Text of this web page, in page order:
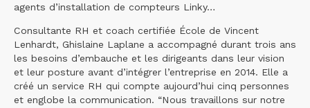
agents d’installation de compteurs Linky…
Consultante RH et coach certifiée École de Vincent
Lenhardt, Ghislaine Laplane a accompagné durant trois ans
les besoins d’embauche et les dirigeants dans leur vision
et leur posture avant d’intégrer l’entreprise en 2014. Elle a
créé un service RH qui compte aujourd’hui cinq personnes
et englobe la communication. “Nous travaillons sur notre